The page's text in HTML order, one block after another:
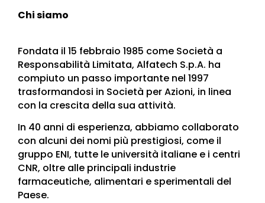
Chi siamo
Fondata il 15 febbraio 1985 come Società a
Responsabilità Limitata, Alfatech S.p.A. ha
compiuto un passo importante nel 1997
trasformandosi in Società per Azioni, in linea
con la crescita della sua attività.
In 40 anni di esperienza, abbiamo collaborato
con alcuni dei nomi più prestigiosi, come il
gruppo ENI, tutte le università italiane e i centri
CNR, oltre alle principali industrie
farmaceutiche, alimentari e sperimentali del
Paese.